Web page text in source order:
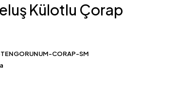
Külotlu Çorap
CORAP-SM